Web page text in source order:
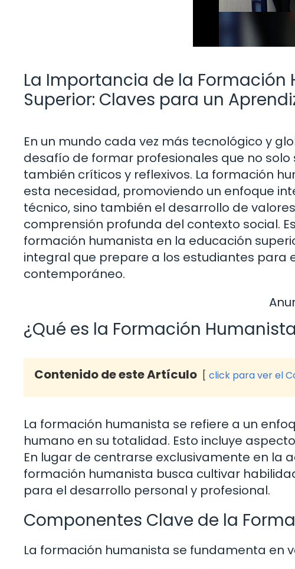
La Importancia de la Formación
Superior: Claves para un
En un mundo cada vez más tecnológico y
desafío de formar profesionales que no
también críticos y reflexivos. La formación
esta necesidad, promoviendo un enfoque
técnico, sino también el desarrollo de
comprensión profunda del contexto social.
formación humanista en la educación
integral que prepare a los estudiantes para
contemporáneo.
¿Qué es la Formación
Contenido de este Artículo click para ver el
La formación humanista se refiere a un
humano en su totalidad. Esto incluye
En lugar de centrarse exclusivamente en la
formación humanista busca cultivar
para el desarrollo personal y profesional.
Componentes Clave de la
La formación humanista se fundamenta en